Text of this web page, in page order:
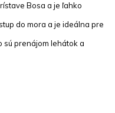
Bosa a je ľahko
do mora a je ideálna pre
sú prenájom lehátok a